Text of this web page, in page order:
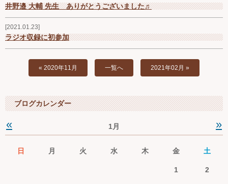
Ｑ＆Ａ
ジュニアオケブログ
井野邉 大輔 先生 ありがとうございました♬
2021.01.23
ラジオ収録に初参加
« 2020年11月 一覧へ 2021年02月 »
ブログカレンダー
« 1月 »
日 月 火 水 木 金 土
1 2